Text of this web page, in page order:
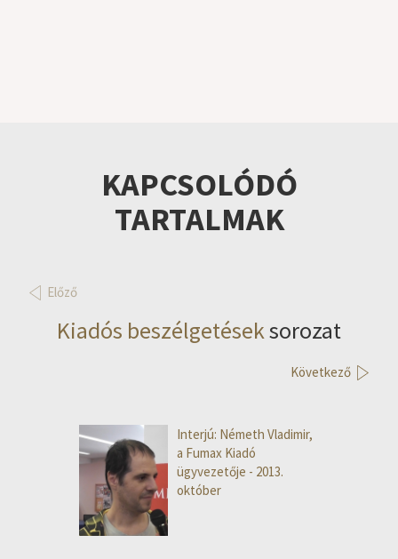
KAPCSOLÓDÓ
TARTALMAK
Előző
Kiadós beszélgetéseksorozat
Következő
Interjú: Németh Vladimir,
a Fumax Kiadó
ügyvezetője - 2013.
október